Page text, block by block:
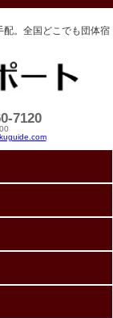
配。全国どこでも団体宿
7120